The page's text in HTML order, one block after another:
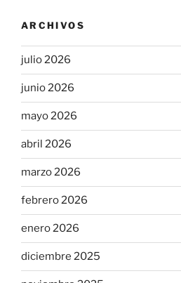
ARCHIVOS
julio 2026
junio 2026
mayo 2026
abril 2026
marzo 2026
febrero 2026
enero 2026
diciembre 2025